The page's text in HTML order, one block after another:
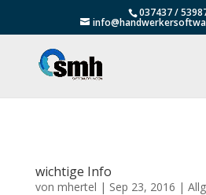
037437 /
wichtige Info
von mhertel | Sep 23, 2016 |